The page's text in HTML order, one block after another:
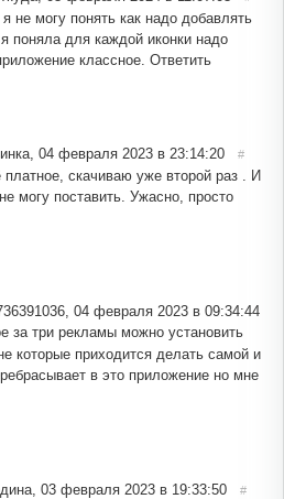
не могу понять как надо добавлять
поняла для каждой иконки надо
классное. Ответить
04 февраля 2023 в 23:14:20 #
скачиваю уже второй раз . И
могу поставить. Ужасно, просто
04 февраля 2023 в 09:34:44
за три рекламы можно установить
которые приходится делать самой и
в это приложение но мне
03 февраля 2023 в 19:33:50 #